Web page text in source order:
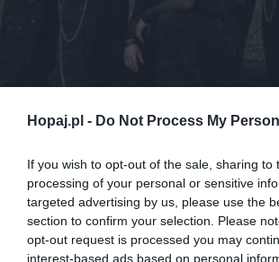
Hopaj.pl - Do Not Process My
If you wish to opt-out of the sale, sharing to
processing of your personal or sensitive
targeted advertising by us, please use the
section to confirm your selection. Please
opt-out request is processed you may
interest-based ads based on personal
Komentuj Dodaj do ulubionych Dodaj do przyjaciół